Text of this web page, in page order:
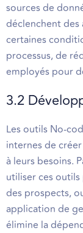
sources de
déclenchent
certaines
processus, de
employés pour
3.2
Les outils No-
internes de
à leurs besoins.
utiliser ces
des prospects,
application de
élimine la